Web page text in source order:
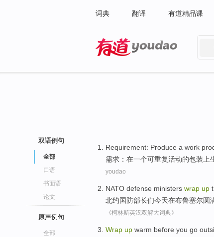
词典 翻译 有道精品课
双语例句
全部
口语
书面语
论文
原声例句
全部
Requirement: Produce a work
需求 ： 在一个可重复活动的包装 上
youdao
NATO defense ministers wrap up
北约国防部长们今天在布鲁塞尔圆
《柯林斯英汉双解大词典》
Wrap up warm before you go